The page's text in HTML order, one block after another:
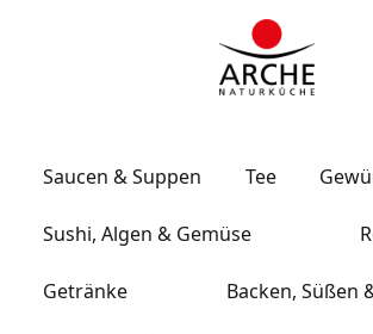
Saucen & Suppen Tee
Sushi, Algen & Gemüse
Getränke Backen, Süßen